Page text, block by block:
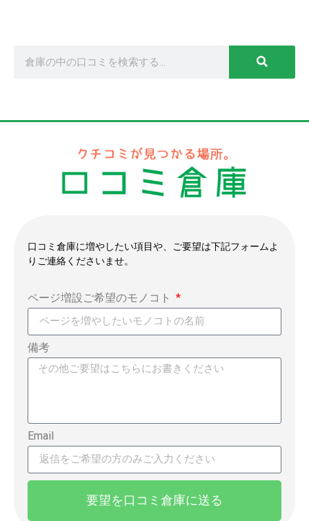
口コミ倉庫に増やしたい項目や、ご要望は下記フォームよ
りご連絡くださいませ。
ページ増設ご希望のモノコト
備考
Email
要望を口コミ倉庫に送る